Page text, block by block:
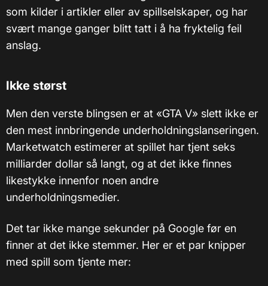
som kilder i artikler eller av spillselskaper, og har
svært mange ganger blitt tatt i å ha fryktelig feil
anslag.
Ikke størst
Men den verste blingsen er at «GTA V» slett ikke er
den mest innbringende underholdningslanseringen.
Marketwatch estimerer at spillet har tjent seks
milliarder dollar så langt, og at det ikke finnes
likestykke innenfor noen andre
underholdningsmedier.
Det tar ikke mange sekunder på Google før en
finner at det ikke stemmer. Her er et par knipper
med spill som tjente mer: